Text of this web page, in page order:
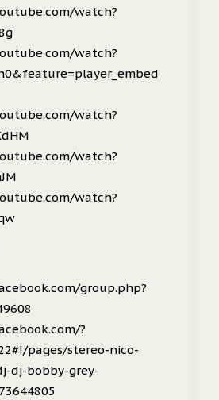
watch?
watch?
watch?
watch?
watch?
group.php?
?
pages/stereo-nico-
dj-bobby-grey-